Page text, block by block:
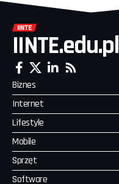
IINTE.edu.pl
Biznes
Internet
Lifestyle
Mobile
Sprzęt
Software